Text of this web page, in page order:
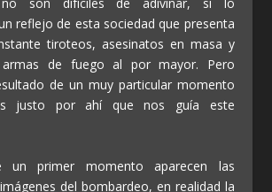
reflejo de esta sociedad que presenta
tiroteos, asesinatos en masa y
armas de fuego al por mayor. Pero
de un muy particular momento
justo por ahí que nos guía este
un primer momento aparecen las
del bombardeo, en realidad la